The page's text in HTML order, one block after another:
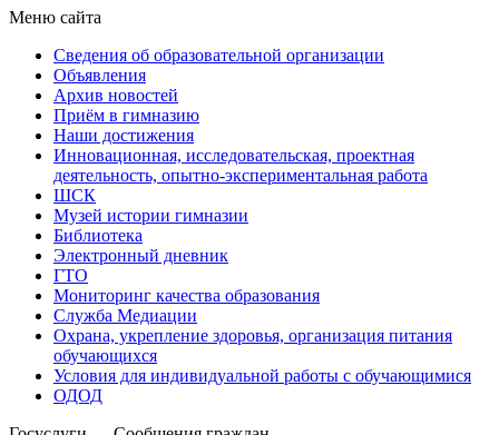
Меню сайта
Сведения об образовательной организации
Объявления
Архив новостей
Приём в гимназию
Наши достижения
Инновационная, исследовательская, проектная
деятельность, опытно-экспериментальная работа
ШСК
Музей истории гимназии
Библиотека
Электронный дневник
ГТО
Мониторинг качества образования
Служба Медиации
Охрана, укрепление здоровья, организация питания
обучающихся
Условия для индивидуальной работы с обучающимися
ОДОД